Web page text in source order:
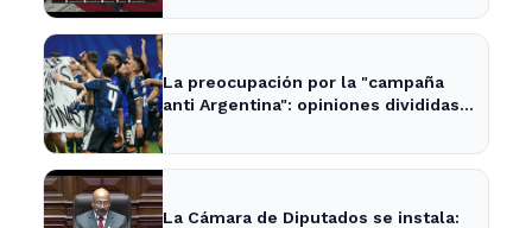
La preocupación por la "campaña
anti Argentina": opiniones divididas
La Cámara de Diputados se instala: